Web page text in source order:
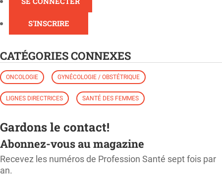
S'INSCRIRE
CATÉGORIES CONNEXES
ONCOLOGIE GYNÉCOLOGIE / OBSTÉTRIQUE
LIGNES DIRECTRICES SANTÉ DES FEMMES
Gardons le contact!
Abonnez-vous au magazine
Recevez les numéros de Profession Santé sept fois par
an.